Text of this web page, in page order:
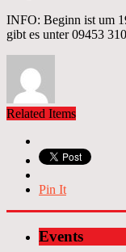
INFO: Beginn ist um
gibt es unter 09453
Related Items
Pin It
Events